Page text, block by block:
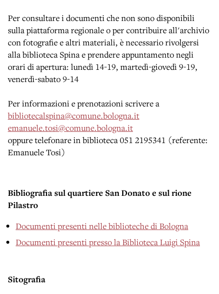
Per consultare i documenti che non sono disponibili
sulla piattaforma regionale o per contribuire all'archivio
con fotografie e altri materiali, è necessario rivolgersi
alla biblioteca Spina e prendere appuntamento negli
orari di apertura: lunedì 14-19, martedì-giovedì 9-19,
venerdì-sabato 9-14
Per informazioni e prenotazioni scrivere a
bibliotecalspina@comune.bologna.it
emanuele.tosi@comune.bologna.it
oppure telefonare in biblioteca 051 2195341 (referente:
Emanuele Tosi)
Bibliografia sul quartiere San Donato e sul rione
Pilastro
Documenti presenti nelle biblioteche di Bologna
Documenti presenti presso la Biblioteca Luigi Spina
Sitografia